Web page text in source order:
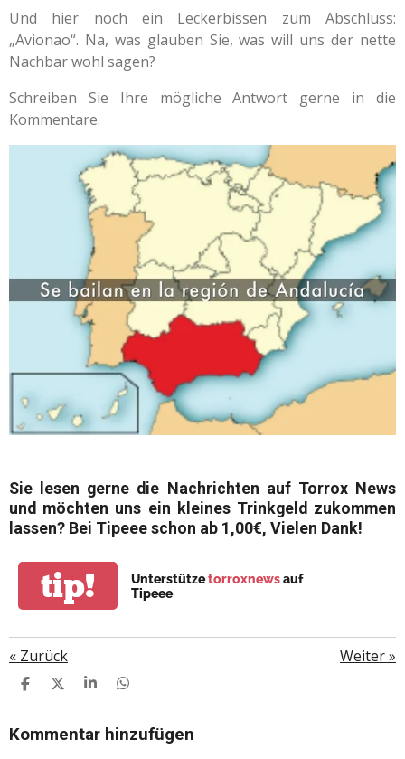
Und hier noch ein Leckerbissen zum Abschluss:
„Avionao“. Na, was glauben Sie, was will uns der nette
Nachbar wohl sagen?
Schreiben Sie Ihre mögliche Antwort gerne in die
Kommentare.
Sie lesen gerne die Nachrichten auf Torrox News
und möchten uns ein kleines Trinkgeld zukommen
lassen? Bei Tipeee schon ab 1,00€, Vielen Dank!
tip! Unterstützetorroxnewsauf
Tipeee
« Zurück Weiter»
T
L
T
L
T
L
T
L
Kommentar hinzufügen